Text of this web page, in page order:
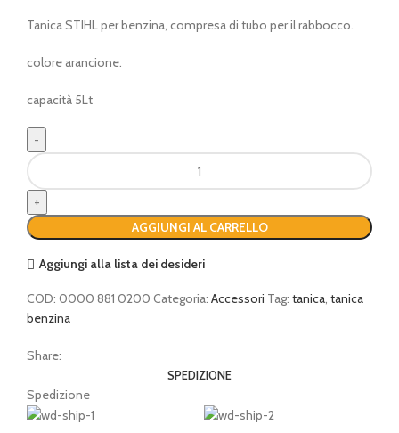
originale
€ 14,40.
attuale
€ 10,50.
Tanica STIHL per benzina, compresa di tubo per il rabbocco.
colore arancione.
capacità 5Lt
TANICA
arancione
per
carburante
STIHL
5Lt
AGGIUNGI AL CARRELLO
Aggiungi alla lista dei desideri
COD: 0000 881 0200 Categoria: Accessori Tag: tanica tanica
benzina
Share:
SPEDIZIONE
Spedizione